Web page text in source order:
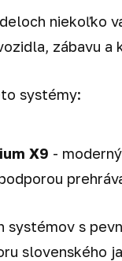
niekoľko
zábavu a
systémy:
X9 -
systémov s
slovenského